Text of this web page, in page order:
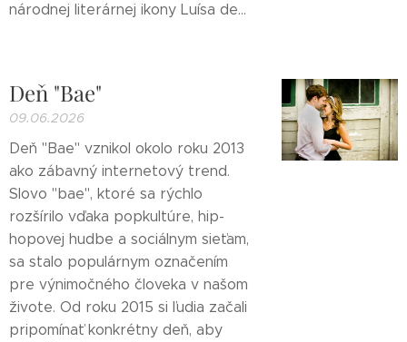
národnej literárnej ikony Luísa de...
Deň "Bae"
09.06.2026
Deň "Bae" vznikol okolo roku 2013
ako zábavný internetový trend.
Slovo "bae", ktoré sa rýchlo
rozšírilo vďaka popkultúre, hip-
hopovej hudbe a sociálnym sieťam,
sa stalo populárnym označením
pre výnimočného človeka v našom
živote. Od roku 2015 si ľudia začali
pripomínať konkrétny deň, aby